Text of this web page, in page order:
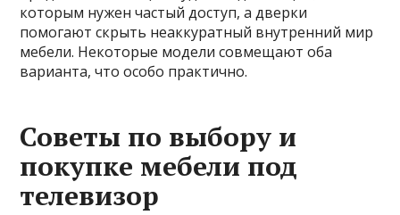
которым нужен частый доступ, а дверки
помогают скрыть неаккуратный внутренний мир
мебели. Некоторые модели совмещают оба
варианта, что особо практично.
Советы по выбору и
покупке мебели под
телевизор